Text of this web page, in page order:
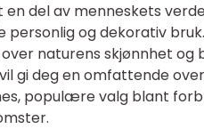
del av menneskets
personlig og dekorativ
naturens skjønnhet
gi deg en omfattende
populære valg blant